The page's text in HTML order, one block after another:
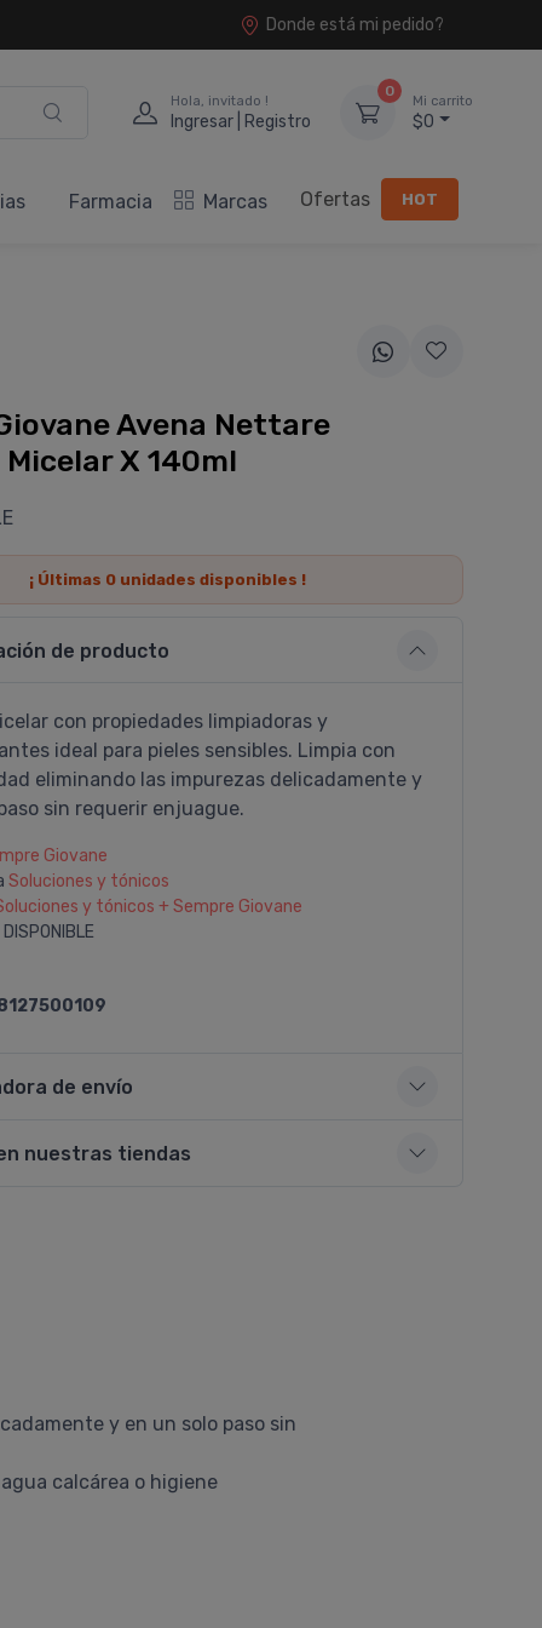
Donde está mi pedido?
Hola, invitado !
Ingresar | Registro
0
Mi carrito
$0
Farmacia Marcas Ofertas HOT
Avena Nettare
X 140ml
¡ Últimas 0 unidades disponibles !
de producto
con propiedades limpiadoras y
ideal para pieles sensibles. Limpia con
eliminando las impurezas delicadamente y
sin requerir enjuague.
Giovane
Soluciones y tónicos
y tónicos + Sempre Giovane
DISPONIBLE
de envío
nuestras tiendas
y en un solo paso sin
calcárea o higiene